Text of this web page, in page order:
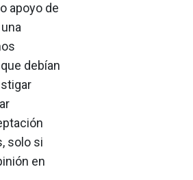
apoyo de
debían
solo si
en